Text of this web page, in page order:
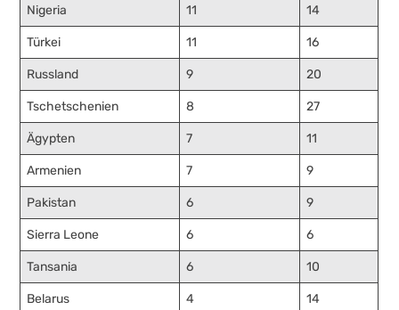
Nigeria 11 14
Türkei 11 16
Russland 9 20
Tschetschenien 8 27
Ägypten 7 11
Armenien 7 9
Pakistan 6 9
Sierra Leone 6 6
Tansania 6 10
Belarus 4 14